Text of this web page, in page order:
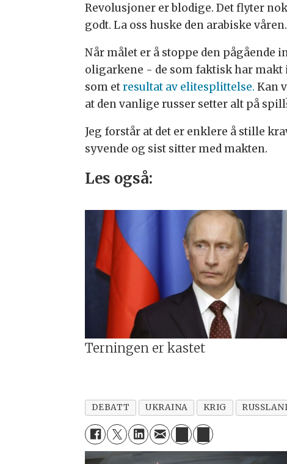
Revolusjoner er blodige. Det flyter
godt. La oss huske den arabiske våren.
Når målet er å stoppe den pågående
oligarkene - de som faktisk har makt
som etresultat av elitesplittelse. Kan
at den vanlige russer setter alt på
Jeg forstår at det er enklere å stille
syvende og sist sitter med makten.
Les også:
Terningen er kastet
DEBATT UKRAINA KRIG